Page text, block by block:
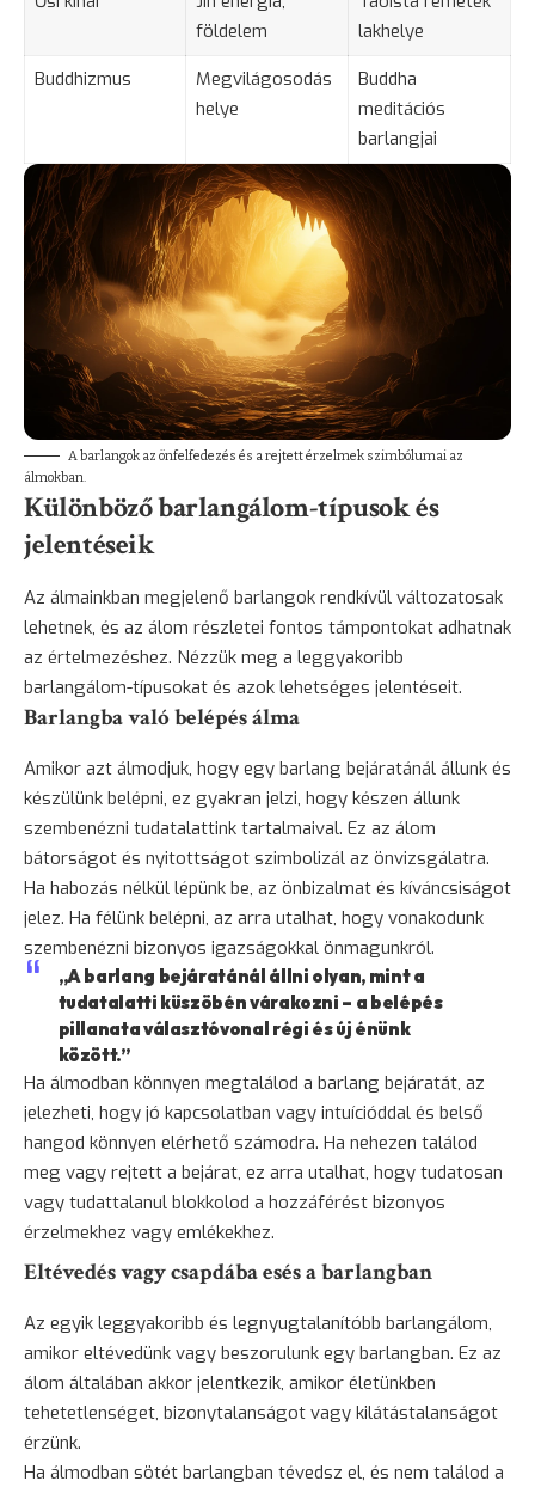
földelem
lakhelye
Buddhizmus
Megvilágosodás
helye
Buddha
meditációs
barlangjai
A barlangok az önfelfedezés és a rejtett érzelmek szimbólumai az
álmokban.
Különböző barlangálom-típusok és
jelentéseik
Az álmainkban megjelenő barlangok rendkívül változatosak
lehetnek, és az álom részletei fontos támpontokat adhatnak
az értelmezéshez. Nézzük meg a leggyakoribb
barlangálom-típusokat és azok lehetséges jelentéseit.
Barlangba való belépés álma
Amikor azt álmodjuk, hogy egy barlang bejáratánál állunk és
készülünk belépni, ez gyakran jelzi, hogy készen állunk
szembenézni tudatalattink tartalmaival. Ez az álom
bátorságot és nyitottságot szimbolizál az önvizsgálatra.
Ha habozás nélkül lépünk be, az önbizalmat és kíváncsiságot
jelez. Ha félünk belépni, az arra utalhat, hogy vonakodunk
szembenézni bizonyos igazságokkal önmagunkról.
„A barlang bejáratánál állni olyan, mint a
tudatalatti küszöbén várakozni – a belépés
pillanata választóvonal régi és új énünk
között.”
Ha álmodban könnyen megtalálod a barlang bejáratát, az
jelezheti, hogy jó kapcsolatban vagy intuícióddal és belső
hangod könnyen elérhető számodra. Ha nehezen találod
meg vagy rejtett a bejárat, ez arra utalhat, hogy tudatosan
vagy tudattalanul blokkolod a hozzáférést bizonyos
érzelmekhez vagy emlékekhez.
Eltévedés vagy csapdába esés a barlangban
Az egyik leggyakoribb és legnyugtalanítóbb barlangálom,
amikor eltévedünk vagy beszorulunk egy barlangban. Ez az
álom általában akkor jelentkezik, amikor életünkben
tehetetlenséget, bizonytalanságot vagy kilátástalanságot
érzünk.
Ha álmodban sötét barlangban tévedsz el, és nem találod a